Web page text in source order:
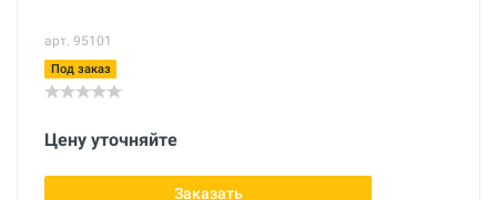
арт. 95101
Под заказ
Цену уточняйте
Заказать